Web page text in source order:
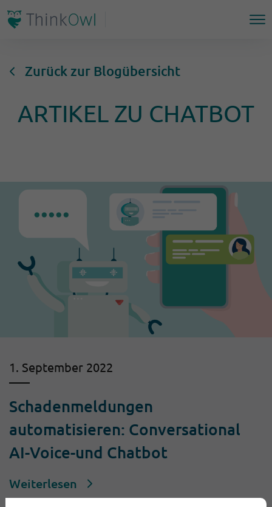
Zurück zur Blogübersicht
ARTIKEL ZU CHATBOT
1. September 2022
Schadenmeldungen
automatisieren: Conversational
AI-Voice-und Chatbot
Weiterlesen